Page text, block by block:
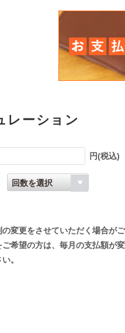
レーション
円(税込)
変更をさせていただく場合が
希望の方は、毎月の支払額が
。